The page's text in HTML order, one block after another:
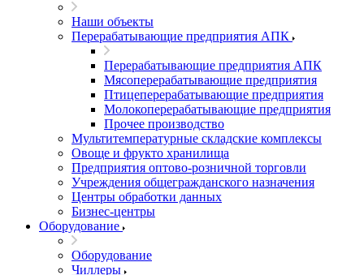
Наши объекты
Перерабатывающие предприятия АПК
Перерабатывающие предприятия АПК
Мясоперерабатывающие предприятия
Птицеперерабатывающие предприятия
Молокоперерабатывающие предприятия
Прочее производство
Мультитемпературные складские комплексы
Овоще и фрукто хранилища
Предприятия оптово-розничной торговли
Учреждения общегражданского назначения
Центры обработки данных
Бизнес-центры
Оборудование
Оборудование
Чиллеры